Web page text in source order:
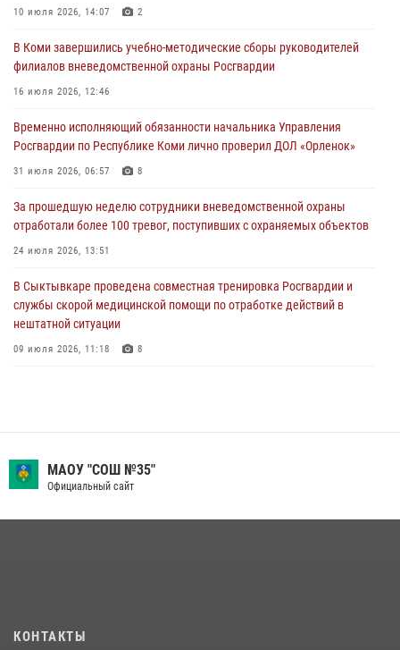
законодательстве в сфере оборота оружия и продолжают изымать
02 августа 2026, 06:17
В Койгородском районе местный житель обратился в Росгвардию
31 июля 2026, 10:55
Временно исполняющий обязанности начальника Управления
31 июля 2026, 06:57 8
В Усинске росгвардейцы оперативно отработали план «Квартал»
10 июля 2026, 14:07 2
В Коми завершились учебно-методические сборы руководителей
филиалов вневедомственной охраны Росгвардии
16 июля 2026, 12:46
Временно исполняющий обязанности начальника Управления
Росгвардии по Республике Коми лично проверил ДОЛ «Орленок»
31 июля 2026, 06:57 8
За прошедшую неделю сотрудники вневедомственной охраны
отработали более 100 тревог, поступивших с охраняемых объектов
24 июля 2026, 13:51
В Сыктывкаре проведена совместная тренировка Росгвардии и
службы скорой медицинской помощи по отработке действий в
нештатной ситуации
09 июля 2026, 11:18 8
В Коми росгвардейцы поздравили с юбилеем директора филиала
ВГТРК «Коми Гор» Юлию Чубову
В Усть-Вымском районе росгвардейцы задержала необычного
МАОУ "СОШ №35"
Официальный сайт
КОНТАКТЫ